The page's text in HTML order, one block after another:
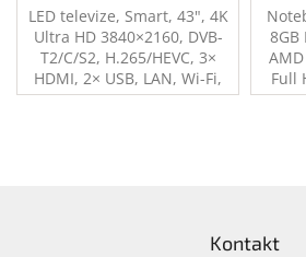
LED televize, Smart, 43", 4K
Ultra HD 3840×2160, DVB-
T2/C/S2, H.265/HEVC, 3×
HDMI, 2× USB, LAN, Wi-Fi,
Android 11, en. tř. G, černo-
8GB
Full
Kontakt